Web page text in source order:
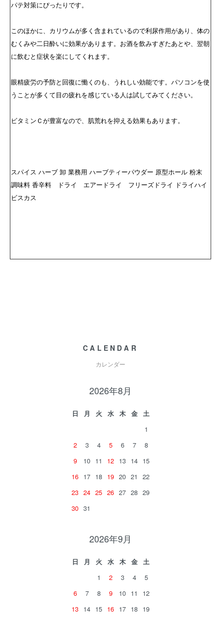
パテ対策にぴったりです。
このほかに、カリウムが多く含まれているので利尿作用があり、体の
むくみや二日酔いに効果があります。お酒を飲みすぎたあとや、翌朝
に飲むと症状を楽にしてくれます。
眼精疲労の予防と回復に慟くのも、うれしい効能です。パソコンを使
うことが多くて目の疲れを感じている人は試してみてください。
ビタミンＣが豊富なので、肌荒れを抑える効果もあります。
スパイス ハーブ 卸 業務用 ハーブティーパウダー 原型ホール 粉末
調味料 香辛料 ドライ エアードライ フリーズドライ ドライハイ
ビスカス
CALENDAR
カレンダー
2026年8月
日 月 火 水 木 金
土
1
2
3 4 5 6 7
8
9
10 11 12 13 14 15
16 17 18 19 20 21
22
23 24 25 26 27 28 29
30 31
2026年9月
日 月 火 水 木 金
土
1
2 3 4
5
6
7 8 9 10 11
12
13 14 15 16 17 18 19